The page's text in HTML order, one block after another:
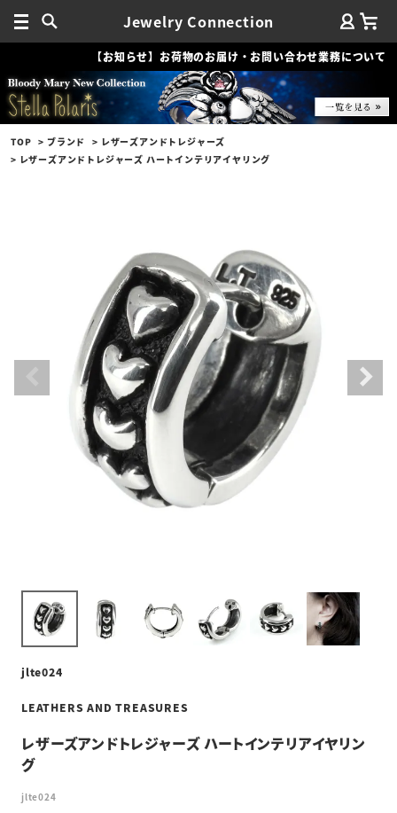
Jewelry Connection
【お知らせ】お荷物のお届け・お問い合わせ業務について
TOP ブランド
レザーズアンドトレジャーズ
レザーズアンドトレジャーズ ハートインテリアイヤリング
jlte024
LEATHERS AND TREASURES
レザーズアンドトレジャーズ ハートインテリアイヤリン
グ
jlte024